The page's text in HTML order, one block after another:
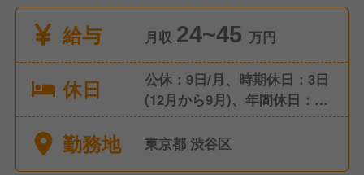
給与
月収 24~45 万円
休日
公休：9日/月、時期休日：3日
(12月から9月)、年間休日：
111日 入社時特別休暇（有
給：3日、有給付与前までにや
勤務地 東京都 渋谷区